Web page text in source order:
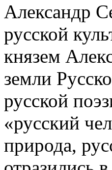
Александр
русской
князем
земли
русской
«русский
природа,